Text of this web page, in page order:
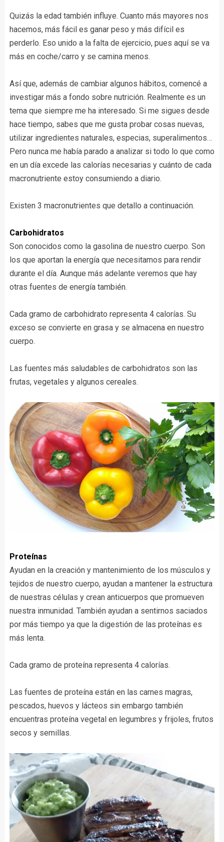
Quizás la edad también influye. Cuanto más mayores nos
hacemos, más fácil es ganar peso y más difícil es
perderlo. Eso unido a la falta de ejercicio, pues aquí se va
más en coche/carro y se camina menos.
Así que, además de cambiar algunos hábitos, comencé a
investigar más a fondo sobre nutrición. Realmente es un
tema que siempre me ha interesado. Si me sigues desde
hace tiempo, sabes que me gusta probar cosas nuevas,
utilizar ingredientes naturales, especias, superalimentos…
Pero nunca me había parado a analizar si todo lo que como
en un día excede las calorías necesarias y cuánto de cada
macronutriente estoy consumiendo a diario.
Existen 3 macronutrientes que detallo a continuación.
Carbohidratos
Son conocidos como la gasolina de nuestro cuerpo. Son
los que aportan la energía que necesitamos para rendir
durante el día. Aunque más adelante veremos que hay
otras fuentes de energía también.
Cada gramo de carbohidrato representa 4 calorías. Su
exceso se convierte en grasa y se almacena en nuestro
cuerpo.
Las fuentes más saludables de carbohidratos son las
frutas, vegetales y algunos cereales.
Proteínas
Ayudan en la creación y mantenimiento de los músculos y
tejidos de nuestro cuerpo, ayudan a mantener la estructura
de nuestras células y crean anticuerpos que promueven
nuestra inmunidad. También ayudan a sentirnos saciados
por más tiempo ya que la digestión de las proteínas es
más lenta.
Cada gramo de proteína representa 4 calorías.
Las fuentes de proteína están en las carnes magras,
pescados, huevos y lácteos sin embargo también
encuentras proteína vegetal en legumbres y frijoles, frutos
secos y semillas.